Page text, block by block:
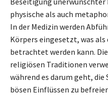
physische als auch
In der Medizin werden
Körpers eingesetzt, was als
betrachtet werden kann.
religiösen Traditionen
während es darum geht,
bösen Einflüssen zu